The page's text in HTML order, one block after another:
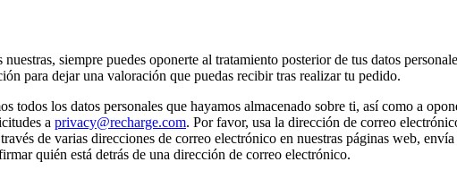
siempre puedes oponerte al tratamiento posterior de tus datos
para dejar una valoración que puedas recibir tras realizar tu pedido.
todos los datos personales que hayamos almacenado sobre ti, así como a
a privacy@recharge.com. Por favor, usa la dirección de correo
de varias direcciones de correo electrónico en nuestras páginas web,
quién está detrás de una dirección de correo electrónico.